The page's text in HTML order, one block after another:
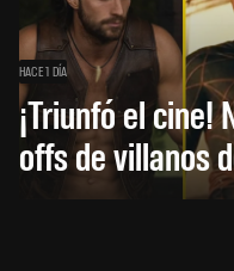
HACE 1 DÍA
¡Triunfó el cine!
offs de villanos